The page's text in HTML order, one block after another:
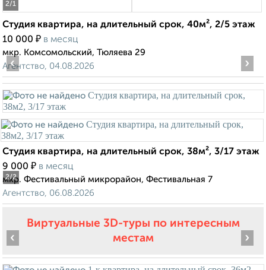
2/1
Студия квартира, на длительный срок, 40м², 2/5 этаж
10 000 ₽ в месяц
мкр. Комсомольский, Тюляева 29
Агентство, 04.08.2026
2/2
‹ ›
Студия квартира, на длительный срок, 38м², 3/17 этаж
9 000 ₽ в месяц
мкр. Фестивальный микрорайон, Фестивальная 7
Агентство, 06.08.2026
Виртуальные 3D-туры по интересным
местам
‹ ›